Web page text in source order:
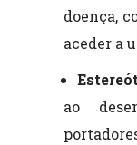
doença,
aceder a
ao